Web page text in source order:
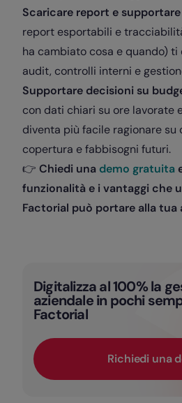
Scaricare report e
report esportabili e
ha cambiato cosa e quando)
audit, controlli interni e
Supportare decisioni su
con dati chiari su ore lavorate
diventa più facile ragionare su
copertura e fabbisogni futuri.
👉 Chiedi una demo gratuita
funzionalità e i vantaggi che
Factorial può portare alla tua
Digitalizza al 100% la
aziendale in pochi
Factorial
Richiedi una